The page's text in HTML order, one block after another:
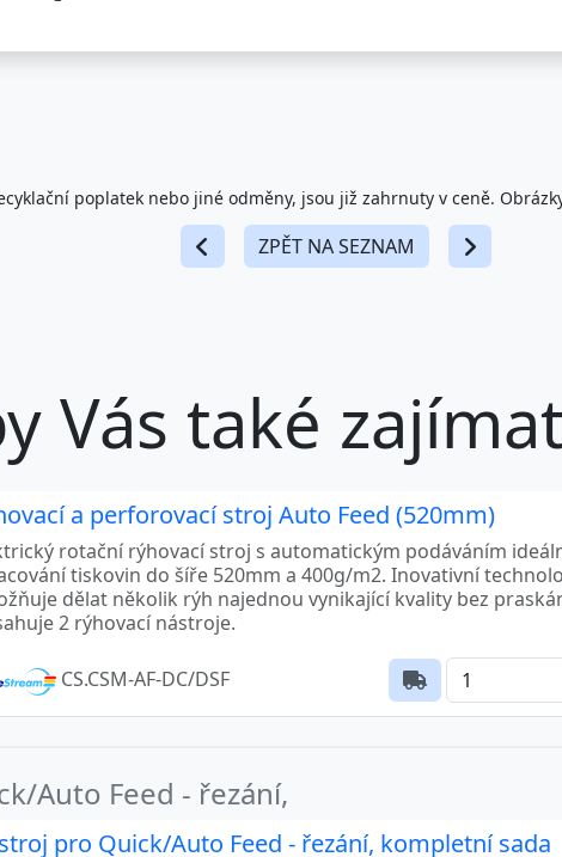
poplatek nebo jiné odměny, jsou již zahrnuty v ceně.
ZPĚT NA SEZNAM
Vás také
a perforovací stroj Auto Feed (520mm)
rotační rýhovací stroj s automatickým podáváním
tiskovin do šíře 520mm a 400g/m2. Inovativní
dělat několik rýh najednou vynikající kvality bez
2 rýhovací nástroje.
CS.CSM-AF-DC/DSF
Auto Feed - řezání,
pro Quick/Auto Feed - řezání, kompletní sada